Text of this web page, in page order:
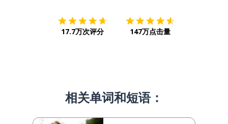
17.7万次评分 147万点击量
相关单词和短语：